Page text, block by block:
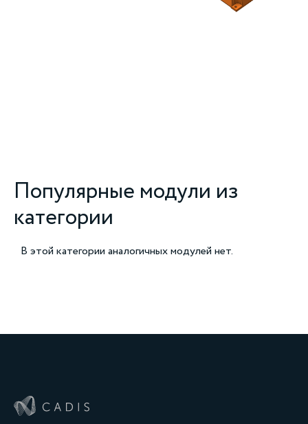
Популярные модули из
категории
В этой категории аналогичных модулей нет.